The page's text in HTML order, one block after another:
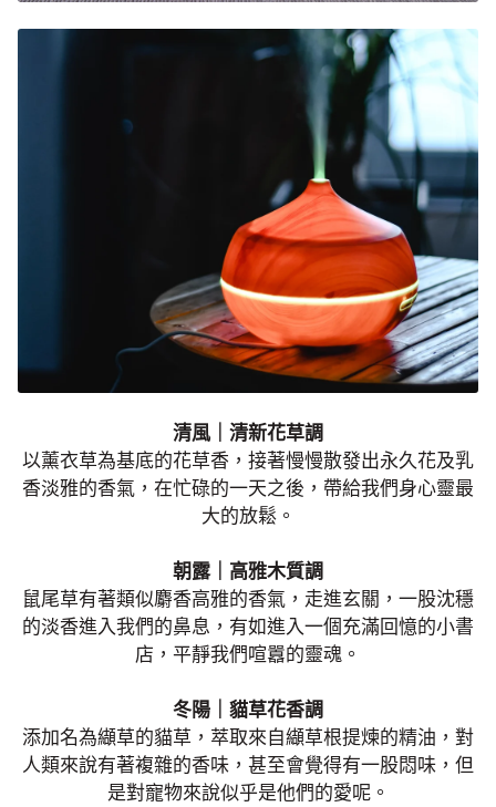
清風｜清新花草調
以薰衣草為基底的花草香，接著慢慢散發出永久花及乳
香淡雅的香氣，在忙碌的一天之後，帶給我們身心靈最
大的放鬆。
朝露｜高雅木質調
鼠尾草有著類似麝香高雅的香氣，走進玄關，一股沈穩
的淡香進入我們的鼻息，有如進入一個充滿回憶的小書
店，平靜我們喧囂的靈魂。
冬陽｜貓草花香調
添加名為纈草的貓草，萃取來自纈草根提煉的精油，對
人類來說有著複雜的香味，甚至會覺得有一股悶味，但
是對寵物來說似乎是他們的愛呢。